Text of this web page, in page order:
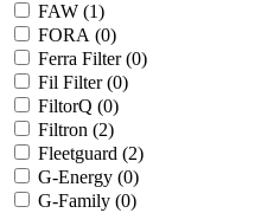
FAW (1)
FORA (0)
Ferra Filter (0)
Fil Filter (0)
FiltorQ (0)
Filtron (2)
Fleetguard (2)
G-Energy (0)
G-Family (0)